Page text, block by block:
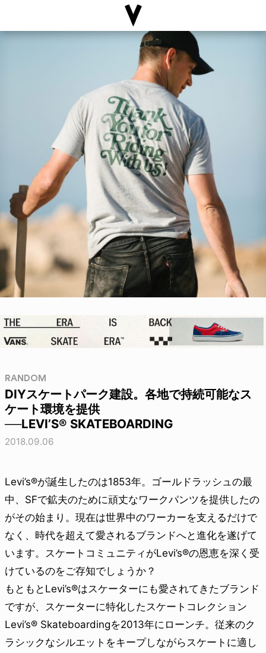
RANDOM
DIYスケートパーク建設。各地で持続可能なス
ケート環境を提供
──LEVI’S® SKATEBOARDING
2018.09.06
Levi’s®が誕生したのは1853年。ゴールドラッシュの最
中、SFで鉱夫のために頑丈なワークパンツを提供したの
がその始まり。現在は世界中のワーカーを支えるだけで
なく、時代を超えて愛されるブランドへと進化を遂げて
います。スケートコミュニティがLevi’s®の恩恵を深く受
けているのをご存知でしょうか？
もともとLevi’s®はスケーターにも愛されてきたブランド
ですが、スケーターに特化したスケートコレクション
Levi’s® Skateboardingを2013年にローンチ。従来のク
ラシックなシルエットをキープしながらスケートに適し